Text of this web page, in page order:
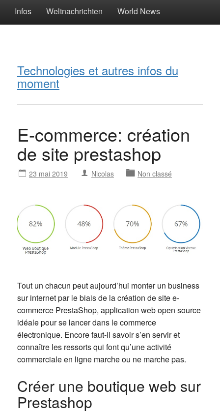
Infos Weltnachrichten World News
Technologies et autres infos du
moment
E-commerce: création
de site prestashop
23 mai 2019 Nicolas Non classé
Tout un chacun peut aujourd’hui monter un business
sur internet par le biais de la création de site e-
commerce PrestaShop, application web open source
idéale pour se lancer dans le commerce
électronique. Encore faut-il savoir s’en servir et
connaître les ressorts qui font qu’une activité
commerciale en ligne marche ou ne marche pas.
Créer une boutique web sur
Prestashop